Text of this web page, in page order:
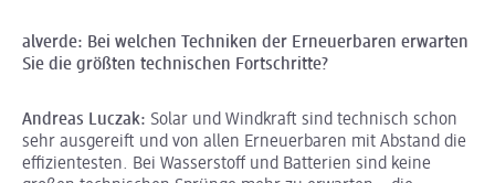
alverde: Bei welchen Techniken der Erneuerbaren erwarten
Sie die größten technischen Fortschritte?
Andreas Luczak: Solar und Windkraft sind technisch schon
sehr ausgereift und von allen Erneuerbaren mit Abstand die
effizientesten. Bei Wasserstoff und Batterien sind keine